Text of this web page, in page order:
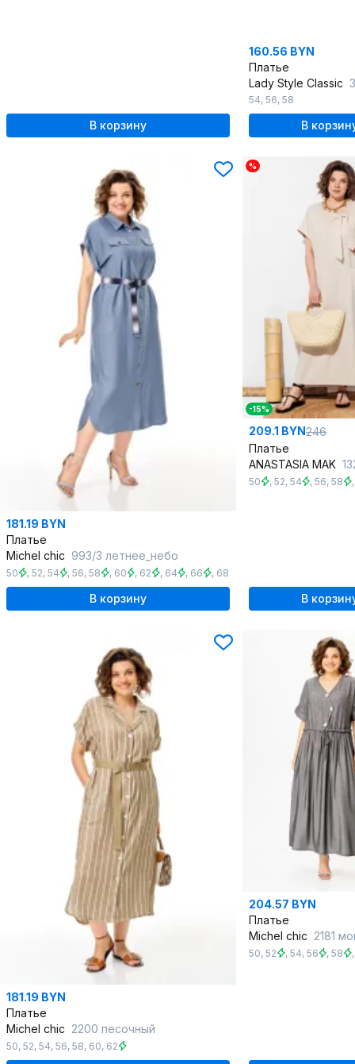
В корзину
160.56 BYN
Платье
Lady Style Classic
54, 56, 58
В
181.19 BYN
Платье
Michel chic 993/3 летнее_небо
50 , 52, 54 , 56, 58 , 60 , 62 , 64 , 66 , 68
В корзину
%
-15%
209.1 BYN246
Платье
ANASTASIA MAK
50 , 52, 54 , 56, 58
В
181.19 BYN
Платье
Michel chic 2200 песочный
50, 52, 54, 56, 58, 60, 62
204.57 BYN
Платье
Michel chic 2181
50, 52 , 54, 56 , 58